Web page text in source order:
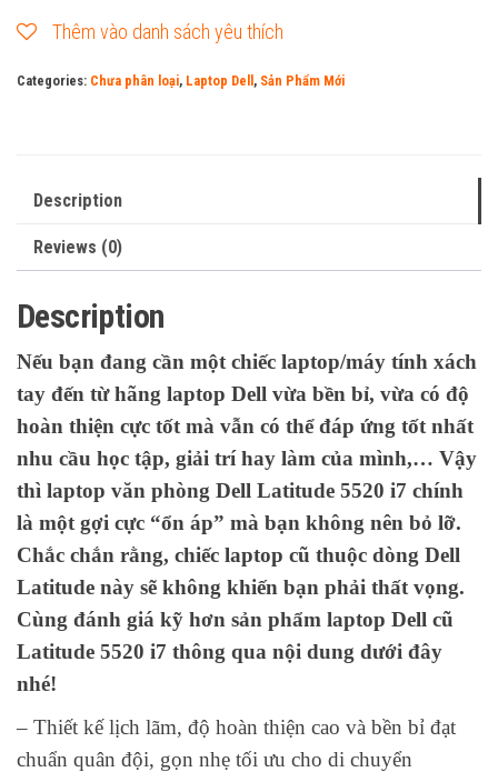
Thêm vào danh sách yêu thích
Categories: Chưa phân loại, Laptop Dell, Sản Phẩm Mới
Description
Reviews (0)
Description
Nếu bạn đang cần một chiếc laptop/máy tính xách
tay đến từ hãng laptop Dell vừa bền bỉ, vừa có độ
hoàn thiện cực tốt mà vẫn có thể đáp ứng tốt nhất
nhu cầu học tập, giải trí hay làm của mình,… Vậy
thì laptop văn phòng Dell Latitude 5520 i7 chính
là một gợi cực “ổn áp” mà bạn không nên bỏ lỡ.
Chắc chắn rằng, chiếc laptop cũ thuộc dòng Dell
Latitude này sẽ không khiến bạn phải thất vọng.
Cùng đánh giá kỹ hơn sản phẩm laptop Dell cũ
Latitude 5520 i7 thông qua nội dung dưới đây
nhé!
– Thiết kế lịch lãm, độ hoàn thiện cao và bền bỉ đạt
chuẩn quân đội, gọn nhẹ tối ưu cho di chuyển